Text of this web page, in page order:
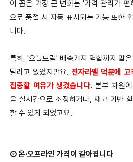
이 꼽은 가장 큰 변화는 '가격 관리가 편
으로 품절 시 자동 표시되는 기능 또한
니다.
특히, '오늘드림' 배송기지 역할까지 맡
달리고 있었지만요. 전자라벨 덕분에 고
집중할 여유가 생겼습니다. 본부 차원
을 실시간으로 조정하거나, 재고 기반
할 수 있게 되었고요.
② 온·오프라인 가격이 같아집니다